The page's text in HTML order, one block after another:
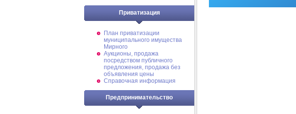
Приватизация
План приватизации
муниципального имущества
Мирного
Аукционы, продажа
посредством публичного
предложения, продажа без
объявления цены
Справочная информация
Предпринимательство